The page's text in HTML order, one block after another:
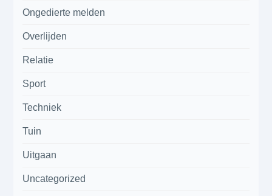
Ongedierte melden
Overlijden
Relatie
Sport
Techniek
Tuin
Uitgaan
Uncategorized